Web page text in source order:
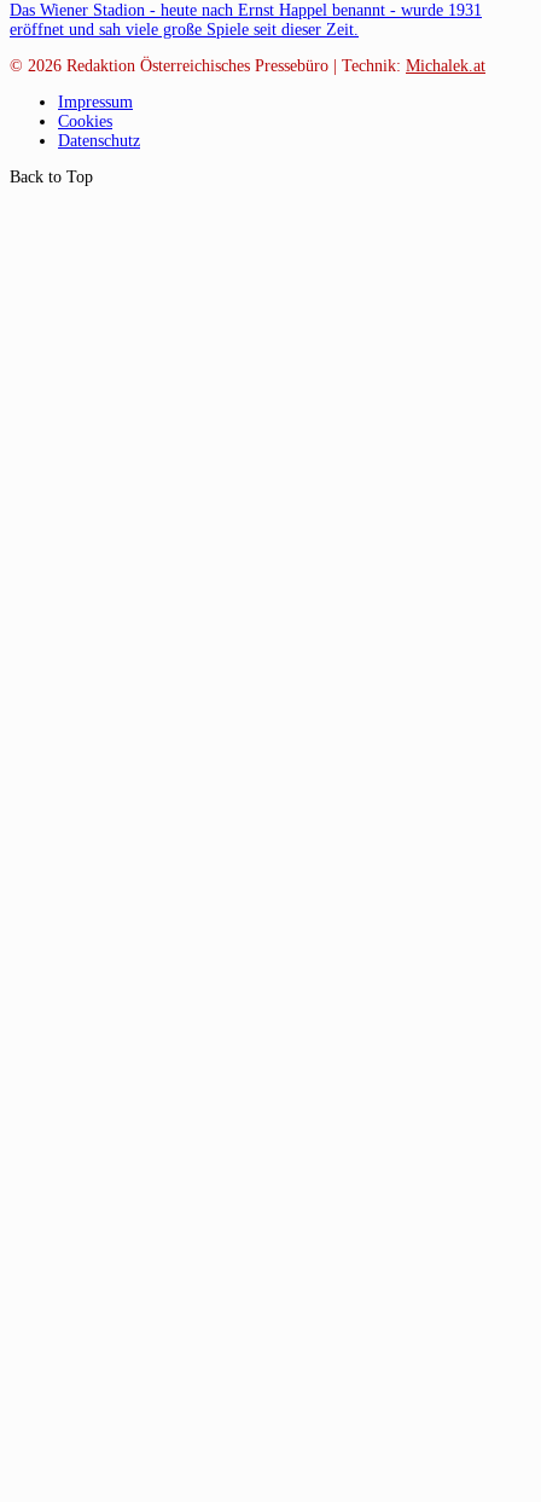
Das Wiener Stadion - heute nach Ernst Happel benannt - wurde 1931
eröffnet und sah viele große Spiele seit dieser Zeit.
© 2026 Redaktion Österreichisches Pressebüro | Technik: Michalek.at
Impressum
Cookies
Datenschutz
Back to Top